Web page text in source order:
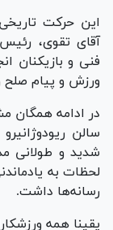
این حرکت
آقای تقوی،
فنی و بازیکنان
ورزش و پیام صلح
در ادامه همگان
سالن
شدید و طولانی
لحظات به
رسانه‌ها داشت.
یقینا همه